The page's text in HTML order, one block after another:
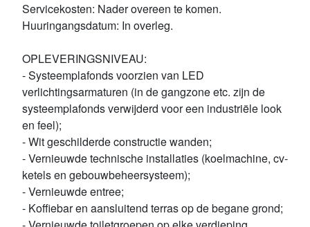
Servicekosten: Nader overeen te komen.
Huuringangsdatum: In overleg.
OPLEVERINGSNIVEAU:
- Systeemplafonds voorzien van LED
verlichtingsarmaturen (in de gangzone etc. zijn de
systeemplafonds verwijderd voor een industriële look
en feel);
- Wit geschilderde constructie wanden;
- Vernieuwde technische installaties (koelmachine, cv-
ketels en gebouwbeheersysteem);
- Vernieuwde entree;
- Koffiebar en aansluitend terras op de begane grond;